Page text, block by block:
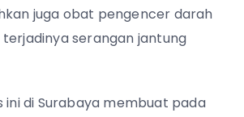
juga obat pengencer darah
serangan jantung
ini di Surabaya membuat pada